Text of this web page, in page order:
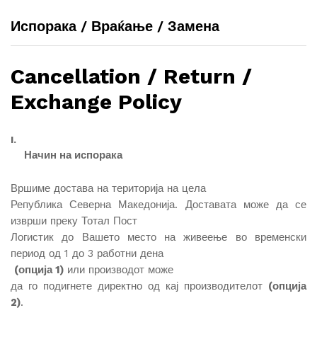
Испорака / Враќање / Замена
Cancellation / Return /
Exchange Policy
I.
Начин на испорака
Вршиме достава на територија на цела
Република Северна Македонија. Доставата може да се
изврши преку Тотал Пост
Логистик до Вашето место на живеење во временски
период од 1 до 3 работни дена
(опција 1) или производот може
да го подигнете директно од кај производителот (опција
2).